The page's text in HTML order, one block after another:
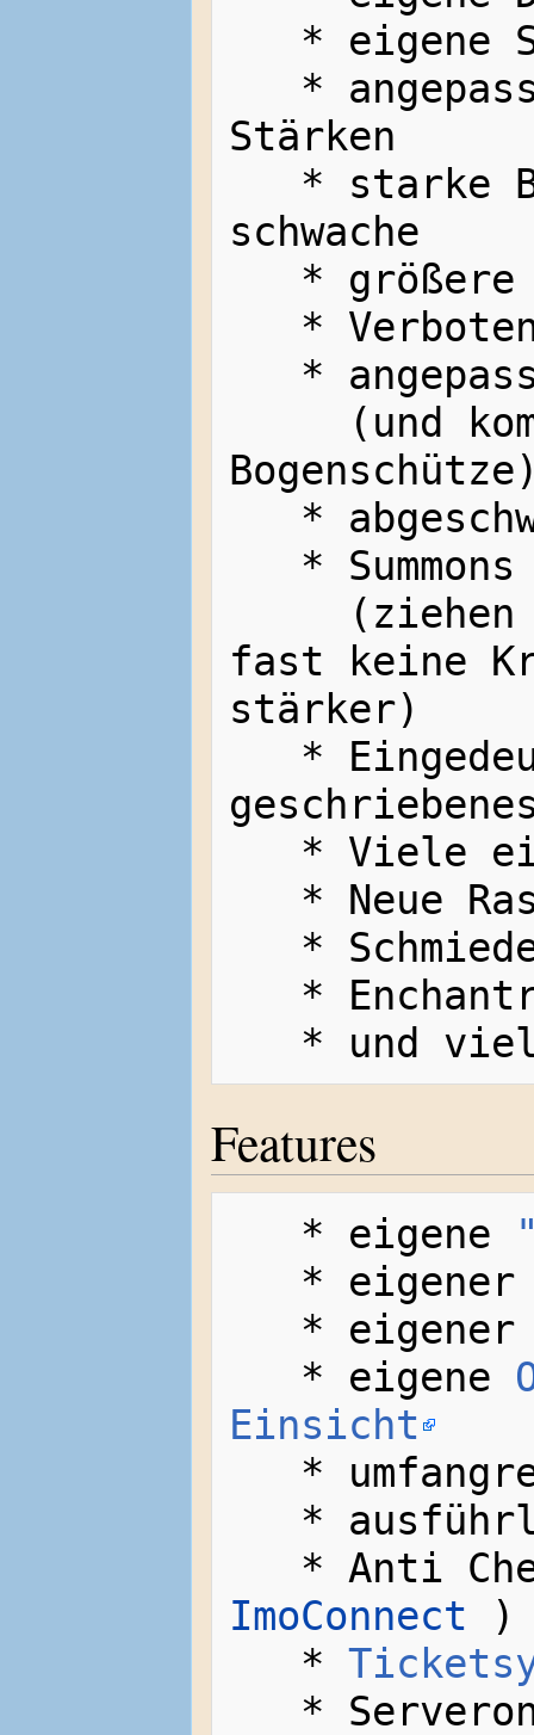
Stärken
schwache
fast keine
stärker)
*
*
Features
   * eigene
*
*
   * eigene
Einsicht
*
ImoConnect )
   *